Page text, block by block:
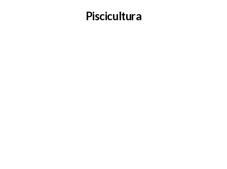
Piscicultura